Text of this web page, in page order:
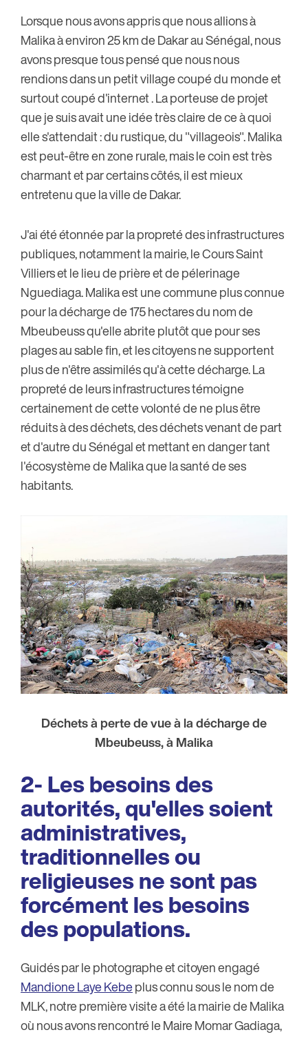
Lorsque nous avons appris que nous allions à
Malika à environ 25 km de Dakar au Sénégal, nous
avons presque tous pensé que nous nous
rendions dans un petit village coupé du monde et
surtout coupé d'internet . La porteuse de projet
que je suis avait une idée très claire de ce à quoi
elle s'attendait : du rustique, du "villageois". Malika
est peut-être en zone rurale, mais le coin est très
charmant et par certains côtés, il est mieux
entretenu que la ville de Dakar.
J'ai été étonnée par la propreté des infrastructures
publiques, notamment la mairie, le Cours Saint
Villiers et le lieu de prière et de pélerinage
Nguediaga. Malika est une commune plus connue
pour la décharge de 175 hectares du nom de
Mbeubeuss qu'elle abrite plutôt que pour ses
plages au sable fin, et les citoyens ne supportent
plus de n'être assimilés qu'à cette décharge. La
propreté de leurs infrastructures témoigne
certainement de cette volonté de ne plus être
réduits à des déchets, des déchets venant de part
et d'autre du Sénégal et mettant en danger tant
l'écosystème de Malika que la santé de ses
habitants.
Déchets à perte de vue à la décharge de
Mbeubeuss, à Malika
2- Les besoins des
autorités, qu'elles soient
administratives,
traditionnelles ou
religieuses ne sont pas
forcément les besoins
des populations.
Guidés par le photographe et citoyen engagé
Mandione Laye Kebeplus connu sous le nom de
MLK, notre première visite a été la mairie de Malika
où nous avons rencontré le Maire Momar Gadiaga,